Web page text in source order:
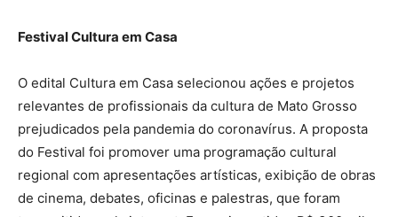
Festival Cultura em Casa
O edital Cultura em Casa selecionou ações e projetos
relevantes de profissionais da cultura de Mato Grosso
prejudicados pela pandemia do coronavírus. A proposta
do Festival foi promover uma programação cultural
regional com apresentações artísticas, exibição de obras
de cinema, debates, oficinas e palestras, que foram